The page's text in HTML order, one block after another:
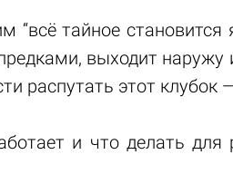
“всё тайное
выходит наружу
распутать этот клубок
и что делать